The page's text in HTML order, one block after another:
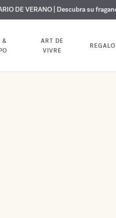
Descubra la nueva fragancia OUD
| En todas las fragancias y aceites
DE VERANO | Descubra su
&
ART DE
VIVRE